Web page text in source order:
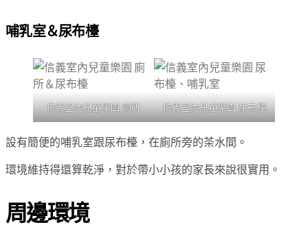
哺乳室＆尿布檯
信義室內兒童樂園 廁所 信義室內兒童樂園 尿布檯
設有簡便的哺乳室跟尿布檯，在廁所旁的茶水間。
環境維持得還算乾淨，對於帶小小孩的家長來說很實用。
周邊環境